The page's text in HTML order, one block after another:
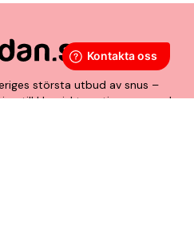
största utbud av snus –
till klassiskt portionssnus och